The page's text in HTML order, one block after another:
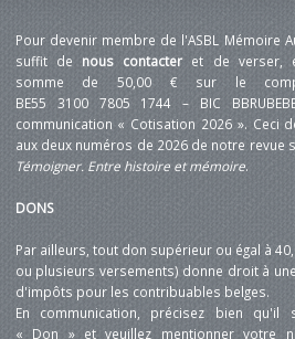
Pour devenir membre de l'ASBL Mémoire
suffit de nous contacteret de verser,
somme de 50,00 € sur le
BE55 3100 7805 1744 – BIC
communication « Cotisation 2026 ». Ceci
aux deux numéros de 2026 de notre revue
Témoigner. Entre histoire et mémoire.
DONS
Par ailleurs, tout don supérieur ou égal à
ou plusieurs versements) donne droit à
d'impôts pour les contribuables belges.
En communication, précisez bien qu'il
« Don » et veuillez mentionner votre